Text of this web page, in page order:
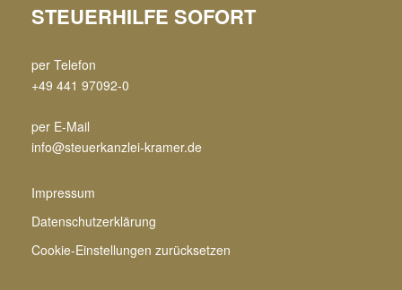
STEUERHILFE SOFORT
per Telefon
+49 441 97092-0
per E-Mail
info@steuerkanzlei-kramer.de
Impressum
Datenschutzerklärung
Cookie-Einstellungen zurücksetzen